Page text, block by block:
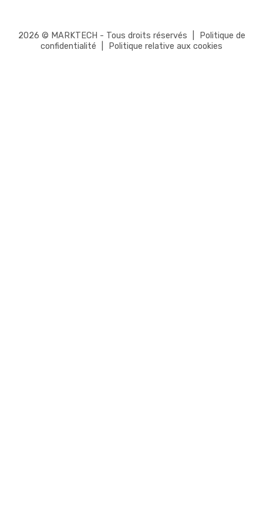
2026 © MARKTECH - Tous droits réservés
Politique de
confidentialité
Politique relative aux cookies